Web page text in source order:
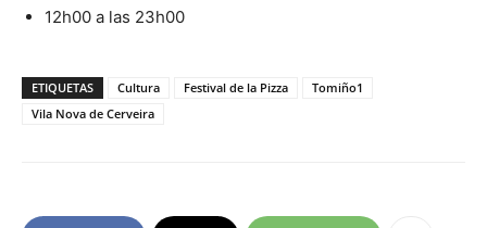
12h00 a las 23h00
ETIQUETAS Cultura Festival de la Pizza
Tomiño1
Vila Nova de Cerveira